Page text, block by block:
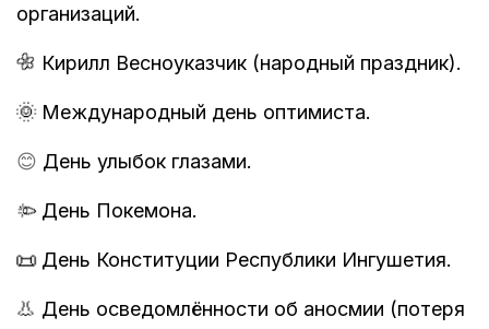
организаций.
🌼 Кирилл Весноуказчик (народный праздник).
🌞 Международный день оптимиста.
😊 День улыбок глазами.
🎉️День Покемона.
📜День Конституции Республики Ингушетия.
👃️ День осведомлённости об аносмии (потеря